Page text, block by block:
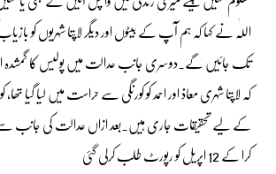
اللّٰہ نے کہا کہ ہم آپ کے بیٹوں اور دیگر لاپتا شہریوں کو
تک جائیں گے۔دوسری جانب عدالت میں پولیس کا گمشدہ
کہ لاپتا شہری معاذ اور احمد کو کورنگی سے حراست میں لیا گیا
کے لیے تحقیقات جاری ہیں۔بعد ازاں عدالت کی جانب سے
کرا کے 12 اپریل کو رپورٹ طلب کرلی گئی